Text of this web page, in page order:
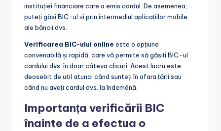
instituției financiare care a emis cardul. De asemenea,
puteți găsi BIC-ul și prin intermediul aplicațiilor mobile
ale băncii dvs.
Verificarea BIC-ului online este o opțiune
convenabilă și rapidă, care vă permite să găsiți BIC-ul
cardului dvs. în doar câteva clicuri. Acest lucru este
deosebit de util atunci când sunteți în afara țării sau
când nu aveți cardul dvs. la îndemână.
Importanța verificării BIC
înainte de a efectua o